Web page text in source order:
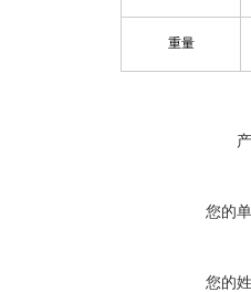
重量
您的
您的